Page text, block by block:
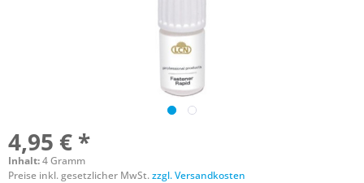
4,95 € *
Inhalt:4 Gramm
Preise inkl. gesetzlicher MwSt.zzgl. Versandkosten